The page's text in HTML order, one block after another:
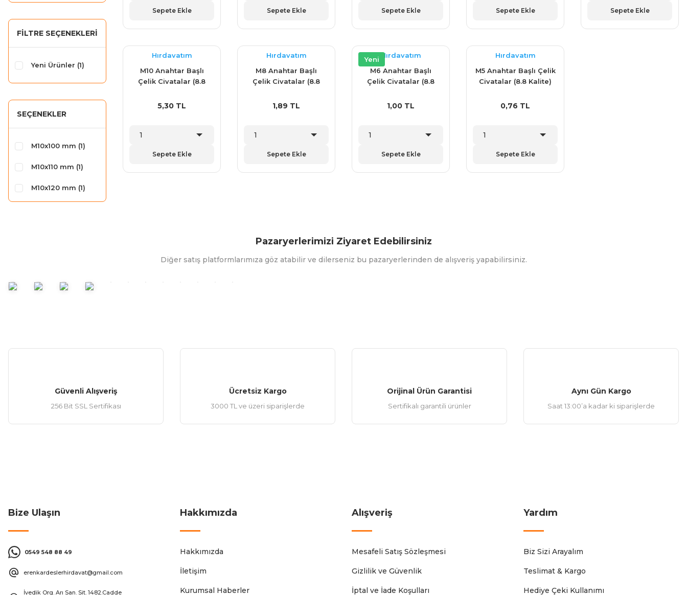
FILTRE SEÇENEKLERI
Yeni Ürünler (1)
SEÇENEKLER
M10x100 mm (1)
M10x110 mm (1)
M10x120 mm (1)
M10x20 mm (1)
Sepete Ekle Sepete Ekle Sepete Ekle Sepete Ekle Sepete Ekle
Hırdavatım
M10 Anahtar Başlı
Çelik Civatalar (8.8
5,30 TL
Sepete Ekle
Hırdavatım
M8 Anahtar Başlı
Çelik Civatalar (8.8
1,89 TL
Sepete Ekle
Yeni Hırdavatım
M6 Anahtar Başlı
Çelik Civatalar (8.8
1,00 TL
Sepete Ekle
Hırdavatım
M5 Anahtar Başlı Çelik
Civatalar (8.8 Kalite)
0,76 TL
Sepete Ekle
Pazaryerlerimizi Ziyaret Edebilirsiniz
Diğer satış platformlarımıza göz atabilir ve dilerseniz bu pazaryerlerinden de alışveriş yapabilirsiniz.
Güvenli Alışveriş
256 Bit SSL Sertifikası
Ücretsiz Kargo
3000 TL ve üzeri siparişlerde
Orijinal Ürün Garantisi
Sertifikalı garantili ürünler
Aynı Gün Kargo
Saat 13:00’a kadar ki siparişlerde
Bize Ulaşın
0549 548 88 49
erenkardeslerhirdavat@gmail.com
İvedik Org. Arı San. Sit. 1482.Cadde
Hakkımızda
Hakkımızda
İletişim
Kurumsal Haberler
Alışveriş
Mesafeli Satış Sözleşmesi
Gizlilik ve Güvenlik
İptal ve İade Koşulları
Yardım
Biz Sizi Arayalım
Teslimat & Kargo
Hediye Çeki Kullanımı